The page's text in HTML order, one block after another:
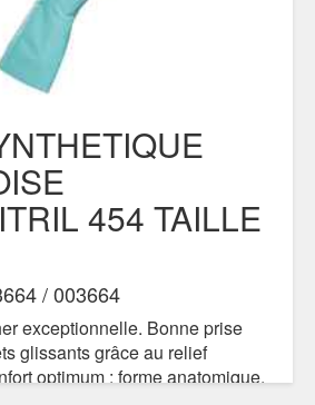
intéresse
accompagner
OK pour moi
454 TAILLE
/ 003664
exceptionnelle. Bonne prise
glissants grâce au relief
optimum : forme anatomique,